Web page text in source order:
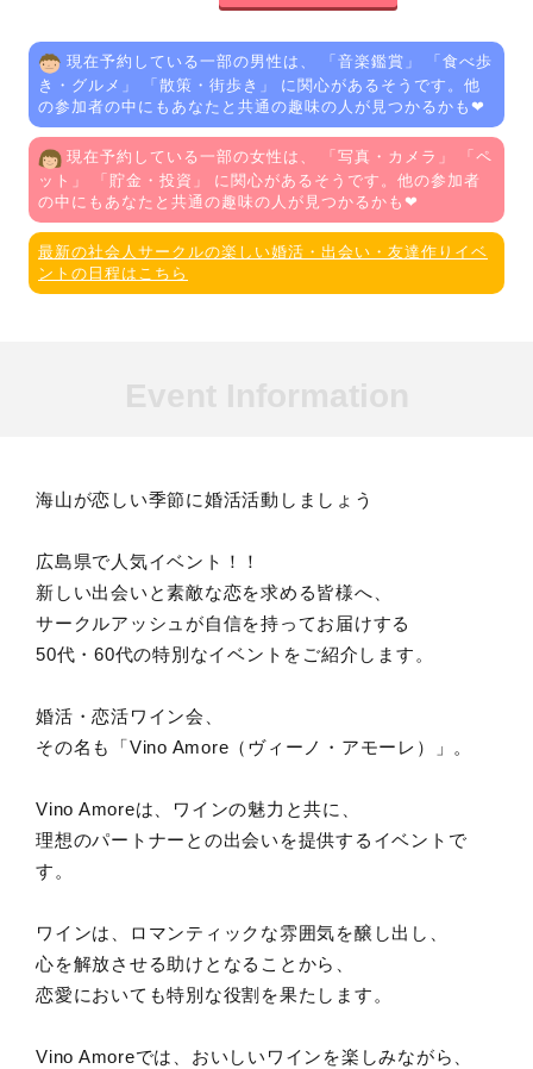
現在予約している一部の男性は、 「 音楽鑑賞 」 「 食べ歩
き・グルメ 」 「散策・街歩き 」 に関心があるそうです。他
の参加者の中にもあなたと共通の趣味の人が見つかるかも❤
現在予約している一部の女性は、 「 写真・カメラ 」 「 ペ
ット 」 「貯金・投資 」 に関心があるそうです。他の参加者
の中にもあなたと共通の趣味の人が見つかるかも❤
最新の社会人サークルの楽しい婚活・出会い・友達作りイベ
ントの日程はこちら
海山が恋しい季節に婚活活動しましょう
広島県で人気イベント！！
新しい出会いと素敵な恋を求める皆様へ、
サークルアッシュが自信を持ってお届けする
50代・60代の特別なイベントをご紹介します。
婚活・恋活ワイン会、
その名も「Vino Amore（ヴィーノ・アモーレ）」。
Vino Amoreは、ワインの魅力と共に、
理想のパートナーとの出会いを提供するイベントで
す。
ワインは、ロマンティックな雰囲気を醸し出し、
心を解放させる助けとなることから、
恋愛においても特別な役割を果たします。
Vino Amoreでは、おいしいワインを楽しみながら、